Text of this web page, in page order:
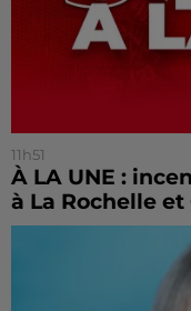
11h51
À LA UNE :
à La Rochelle et